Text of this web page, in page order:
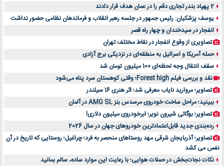
2 پهپاد بندر تجاری دقم را در عمان هدف قرار دادند
یوسف پزشکیان: رئیس جمهور در جلسه رهبر انقلاب و فرماندهان نظامی حضور نداشت
انفجار در سیدخندان و چهار راه قصر
تصاویری از وقوع انفجار در نقاط مختلف تهران
حمله آمریکا و اسرائیل به منطقه‌ای در نزدیکی برج آزادی
سقف انتقال وجه لحظه‌ای 100 میلیون تومان شد
نقد و بررسی فیلم Forest high؛ وقتی کوهستان سرد پناه می‌شود
تصاویر؛ مروارید نایاب معرفی شد؛ اثر هنری 16 سیلندر
ببینید؛ مراحل ساخت خودروی مرسدس بنز AMG SL در آلمان
تصاویر؛ بوگاتی شیرون نویر؛ ابرخودروی میلیون دلاری!
رده‌بندی جدید قابل‌اعتمادترین خودروهای جهان در سال 2026
تصاویر؛ آذربایجان شرقی مهد روستاهای منحصر به فرد؛ چراغیل؛ روستایی که تاریخ در آن
نفس می کشد
نکات نجات‌بخش در حملات هوایی؛ با رعایت این موارد ساده، سالم بمانید